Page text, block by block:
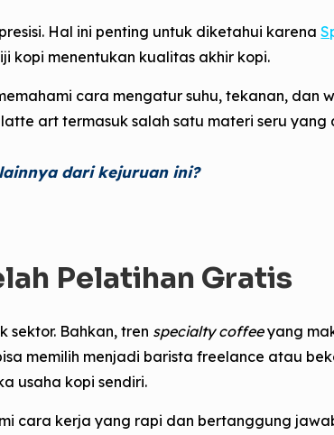
Hal ini penting untuk diketahui karena
kopi menentukan kualitas akhir kopi.
cara mengatur suhu, tekanan, dan
art termasuk salah satu materi seru
dari kejuruan ini?
Pelatihan Gratis
sektor. Bahkan, tren specialty coffeeyang
memilih menjadi barista freelance atau
usaha kopi sendiri.
cara kerja yang rapi dan bertanggung